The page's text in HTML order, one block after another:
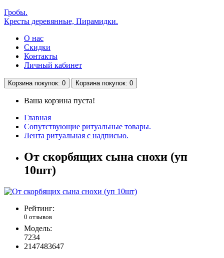
Гробы.
Кресты деревянные, Пирамидки.
О нас
Скидки
Контакты
Личный кабинет
Корзинапокупок: 0 Корзинапокупок: 0
Ваша корзина пуста!
Главная
Сопутствующие ритуальные товары.
Лента ритуальная с надписью.
От скорбящих сына снохи (уп
10шт)
Рейтинг:
0 отзывов
Модель:
7234
2147483647